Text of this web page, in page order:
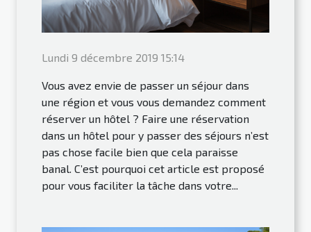
Lundi 9 décembre 2019 15:14
Vous avez envie de passer un séjour dans
une région et vous vous demandez comment
réserver un hôtel ? Faire une réservation
dans un hôtel pour y passer des séjours n’est
pas chose facile bien que cela paraisse
banal. C’est pourquoi cet article est proposé
pour vous faciliter la tâche dans votre...